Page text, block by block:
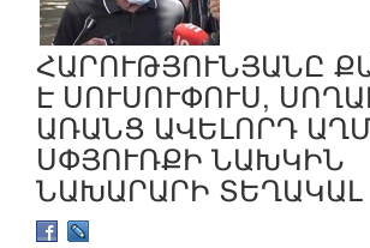
ՀԱՐՈՒԹՅՈՒՆՅԱՆԸ
Է ՍՈՒՍՈՒՓՈՒՍ,
ԱՌԱՆՑ ԱՎԵԼՈՐԴ
ՍՓՅՈՒՌՔԻ ՆԱԽԿԻՆ
ՆԱԽԱՐԱՐԻ ՏԵՂԱԿԱԼ